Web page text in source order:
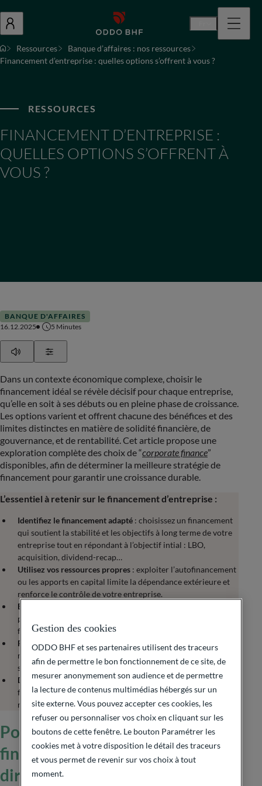
Ressources
Banque d’affaires : nos ressources
Financement d’entreprise : quelles options s’offrent à vous ?
RESSOURCES
FINANCEMENT D’ENTREPRISE :
QUELLES OPTIONS S’OFFRENT À
VOUS ?
BANQUE D'AFFAIRES
16.12.2025
5 Minutes
Dans un contexte économique complexe, choisir le
financement idéal se révèle décisif pour chaque entreprise,
qu’elle en soit à ses débuts ou en pleine phase de croissance.
Les options varient et offrent chacune des bénéfices et des
limites distinctes en matière de solidité financière, de
gouvernance, et de rentabilité. Cet article propose une
exploration complète des choix de “corporate finance”
disponibles, afin de déterminer la meilleure stratégie de
financement pour garantir une croissance durable.
L’essentiel à retenir sur le financement d’entreprise :
Identifiez le financement adapté : choisissez un financement
qui soutient la stabilité et les objectifs à long terme de votre
entreprise tout en répondant à l’objectif intial : LBO,
acquisition, dividend-recap…
Utilisez vos ressources propres : exploiter l’autofinancement
ou les apports en capital limite la dépendance extérieure et
renforce le contrôle de votre entreprise.
Explorez les solutions bancaires
publiques (ex : subvention BPI France) offrent des
financements stables, bien que soumis à des critères stricts.
Profitez des financements externes
: fonds de dette,
mezzanine, dynamisent la croissance, mais impliquent
souvent un partage de gouvernance.
Diversifiez vos sources: combinez différentes options de
financement pour répartir les risques et renforcer la
résilience face aux imprévus économiques.
Pourquoi bien choisir le
financement impacte
directement le succès d’une
Gestion des cookies
ODDO BHF et ses partenaires utilisent des traceurs
afin de permettre le bon fonctionnement de ce site, de
mesurer anonymement son audience et de permettre
la lecture de contenus multimédias hébergés sur un
site externe. Vous pouvez accepter ces cookies, les
refuser ou personnaliser vos choix en cliquant sur les
boutons de cette fenêtre. Le bouton Paramétrer les
cookies met à votre disposition le détail des traceurs
et vous permet de revenir sur vos choix à tout
moment.